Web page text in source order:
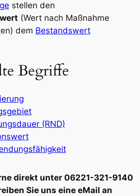
stellen den
(Wert nach Maßnahme
dem Bestandswert
Begriffe
(RND)
direkt unter 06221-321-9140
Sie uns eine eMail an